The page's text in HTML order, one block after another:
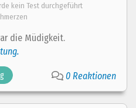
kein Test durchgeführt
die Müdigkeit.
0 Reaktionen